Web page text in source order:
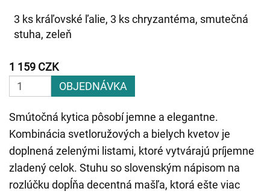
3 ks kráľovské ľalie, 3 ks chryzantéma, smutečná
stuha, zeleň
1 159 CZK
OBJEDNÁVKA
Smútočná kytica pôsobí jemne a elegantne.
Kombinácia svetloružových a bielych kvetov je
doplnená zelenými listami, ktoré vytvárajú príjemne
zladený celok. Stuhu so slovenským nápisom na
rozlúčku dopĺňa decentná mašľa, ktorá ešte viac